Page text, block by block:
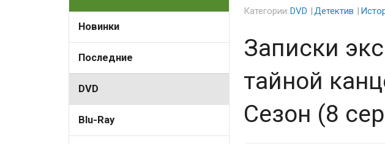
Новинки
Последние
DVD
Blu-Ray
Категории:DVD Детектив
Записки
тайной
Сезон (8